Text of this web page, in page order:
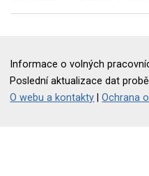
Informace o volných
Poslední aktualizace dat
O webu a kontakty |Ochrana